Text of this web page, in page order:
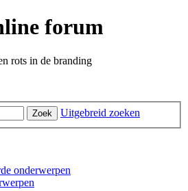
forum
rots in de branding
Zoek Uitgebreid zoeken
onderwerpen